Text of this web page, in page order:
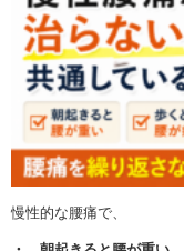
慢性的な腰痛で、